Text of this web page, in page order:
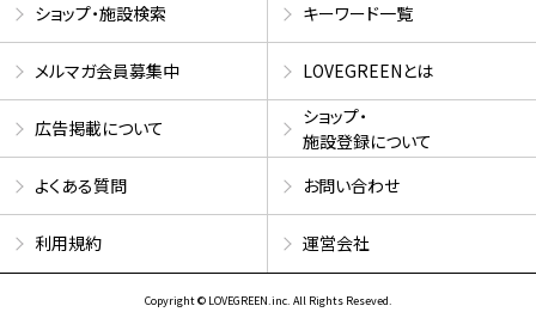
ショップ・施設検索 キーワード一覧
メルマガ会員募集中 LOVEGREENとは
広告掲載について
ショップ・
施設登録について
よくある質問
お問い合わせ
利用規約 運営会社
Copyright © LOVEGREEN.inc. All Rights Reseved.